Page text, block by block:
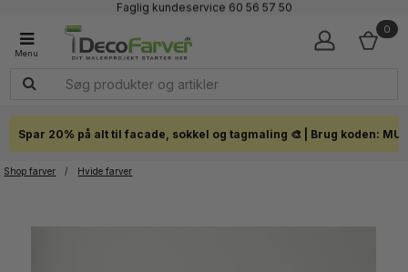
Faglig kundeservice 60 56 57 50
Click & Collect i hele landet
0
Spar 20% på alt til facade, sokkel og tagmaling 🎨 | Brug koden:
Shop farver / Hvide farver